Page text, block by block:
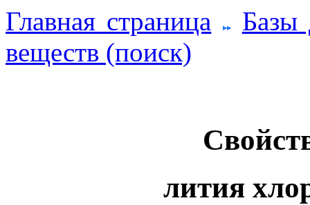
Главная страница
Базы
веществ (поиск)
лития